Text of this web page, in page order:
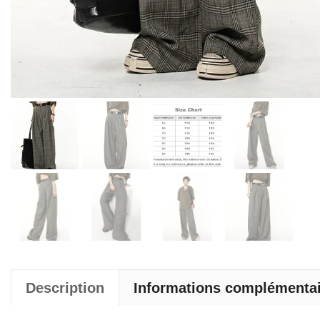
Description Informations